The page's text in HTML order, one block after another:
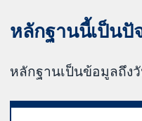
หลักฐานนี้เป็น
หลักฐานเป็นข้อมูลถึง